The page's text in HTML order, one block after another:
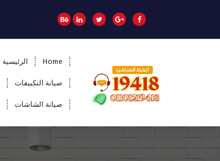
ج
اتصل بنا الآن!
Home الرئيسية
صيانة التكييفات
صيانة الشاشات